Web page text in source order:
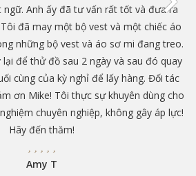
ngữ. Anh ấy đã tư vấn rất tốt và đưa ra
đã may một bộ vest và một chiếc áo
những bộ vest và áo sơ mi đang treo.
để thử đồ sau 2 ngày và sau đó quay
cùng của kỳ nghỉ để lấy hàng. Đối tác
ơn Mike! Tôi thực sự khuyên dùng cho
chuyên nghiệp, không gây áp lực!
Hãy đến thăm!
Amy T